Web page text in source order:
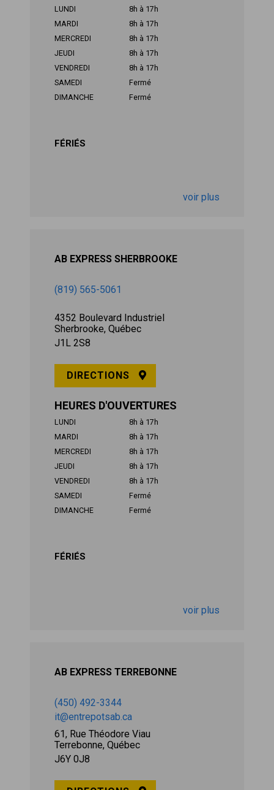
LUNDI
8h à 17h
MARDI
8h à 17h
MERCREDI
8h à 17h
JEUDI
8h à 17h
VENDREDI
8h à 17h
SAMEDI
Fermé
DIMANCHE
Fermé
FÉRIÉS
voir plus
AB EXPRESS SHERBROOKE
(819) 565-5061
4352 Boulevard Industriel
Sherbrooke, Québec
J1L 2S8
DIRECTIONS
HEURES D'OUVERTURES
LUNDI
8h à 17h
MARDI
8h à 17h
MERCREDI
8h à 17h
JEUDI
8h à 17h
VENDREDI
8h à 17h
SAMEDI
Fermé
DIMANCHE
Fermé
FÉRIÉS
voir plus
AB EXPRESS TERREBONNE
(450) 492-3344
it@entrepotsab.ca
61, Rue Théodore Viau
Terrebonne, Québec
J6Y 0J8